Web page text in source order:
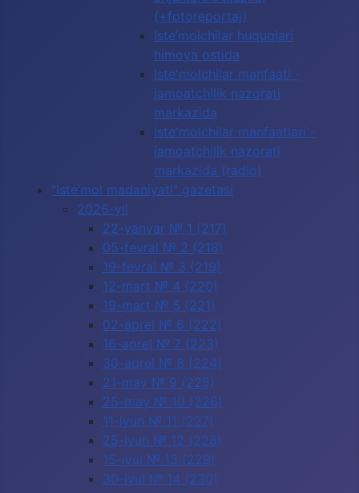
(+fotoreportaj)
Iste’molchilar huquqlari
himoya ostida
Iste'molchilar manfaati -
jamoatchilik nazorati
markazida
Iste'molchilar manfaatlari -
jamoatchilik nazorati
markazida (radio)
"Iste’mol madaniyati" gazetasi
2026-yil
22-yanvar № 1 (217)
05-fevral № 2 (218)
19-fevral № 3 (219)
12-mart № 4 (220)
19-mart № 5 (221)
02-aprel № 6 (222)
16-aprel № 7 (223)
30-aprel № 8 (224)
21-may № 9 (225)
25-may № 10 (226)
11-iyun № 11 (227)
25-iyun № 12 (228)
15-iyul № 13 (229)
30-iyul № 14 (230)